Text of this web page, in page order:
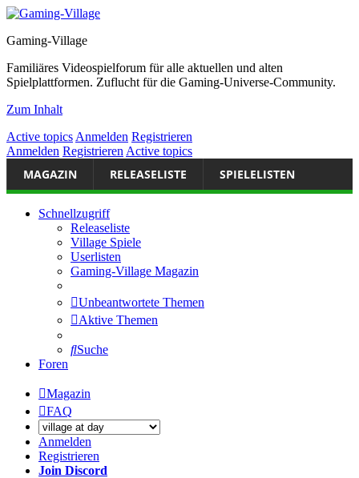
Gaming-Village
Familiäres Videospielforum für alle aktuellen und alten
Spielplattformen. Zuflucht für die Gaming-Universe-Community.
Zum Inhalt
Active topics Anmelden Registrieren
Anmelden Registrieren Active topics
MAGAZIN RELEASELISTE SPIELELISTEN
Schnellzugriff
Releaseliste
Village Spiele
Userlisten
Gaming-Village Magazin
Unbeantwortete Themen
Aktive Themen
Suche
Foren
Magazin
FAQ
Anmelden
Registrieren
Join Discord